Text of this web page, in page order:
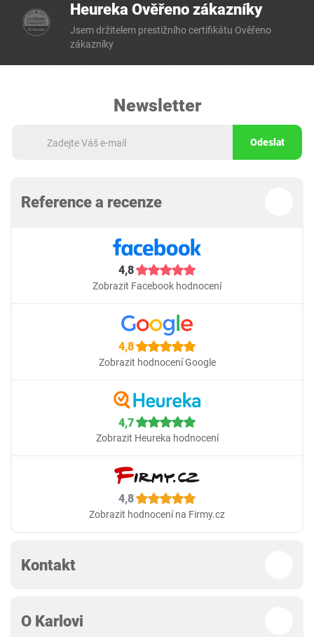
Heureka Ověřeno zákazníky
Jsem držitelem prestižního certifikátu Ověřeno
zákazníky
Newsletter
Odeslat
Reference a recenze
4,8
Zobrazit Facebook hodnocení
4,8
Zobrazit hodnocení Google
4,7
Zobrazit Heureka hodnocení
4,8
Zobrazit hodnocení na Firmy.cz
Kontakt
O Karlovi